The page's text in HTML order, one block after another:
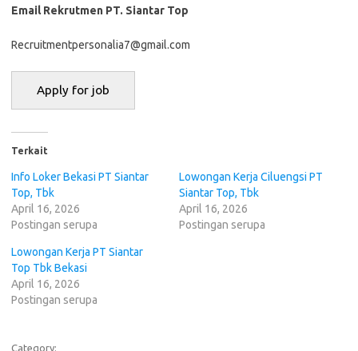
Email Rekrutmen PT. Siantar Top
Recruitmentpersonalia7@gmail.com
Terkait
Info Loker Bekasi PT Siantar
Top, Tbk
April 16, 2026
Postingan serupa
Lowongan Kerja Ciluengsi PT
Siantar Top, Tbk
April 16, 2026
Postingan serupa
Lowongan Kerja PT Siantar
Top Tbk Bekasi
April 16, 2026
Postingan serupa
Category: